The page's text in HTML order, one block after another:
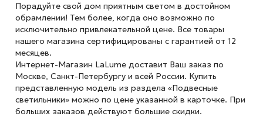
Порадуйте свой дом приятным светом в достойном
обрамлении! Тем более, когда оно возможно по
исключительно привлекательной цене. Все товары
нашего магазина сертифицированы с гарантией от 12
месяцев.
Интернет-Магазин LaLume доставит Ваш заказ по
Москве, Санкт-Петербургу и всей России. Купить
представленную модель из раздела «Подвесные
светильники» можно по цене указанной в карточке. При
больших заказов действуют большие скидки.